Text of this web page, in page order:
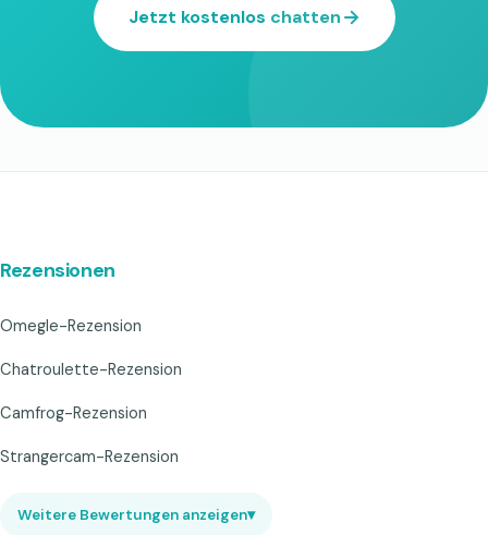
Jetzt kostenlos chatten
Rezensionen
Omegle-Rezension
Chatroulette-Rezension
Camfrog-Rezension
Strangercam-Rezension
Weitere Bewertungen anzeigen▾